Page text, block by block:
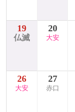
19
仏滅
20
大安
26
大安
27
赤口